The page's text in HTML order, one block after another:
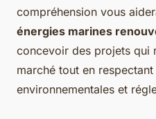
compréhension vous
énergies marines
concevoir des projets qui
marché tout en
environnementales et